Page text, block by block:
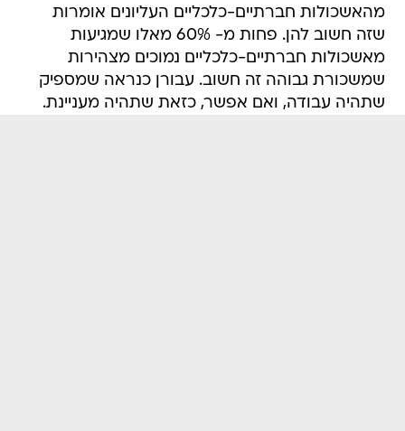
מהאשכולות חברתיים-כלכליים העליונים אומרות
שזה חשוב להן. פחות מ- 60% מאלו שמגיעות
מאשכולות חברתיים-כלכליים נמוכים מצהירות
שמשכורת גבוהה זה חשוב. עבורן כנראה שמספיק
שתהיה עבודה, ואם אפשר, כזאת שתהיה מעניינת.